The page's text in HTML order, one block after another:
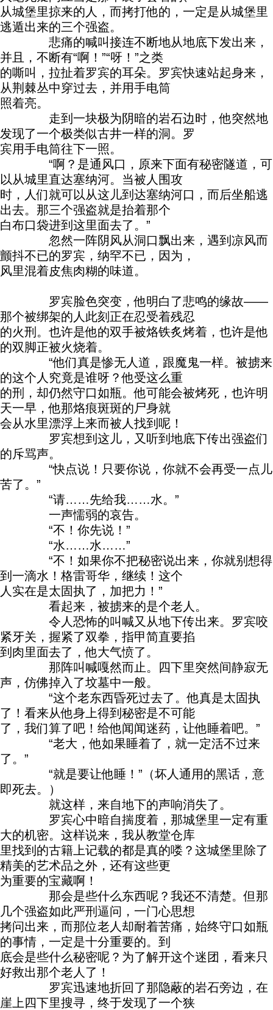
从城堡里掠来的人，而拷打他的，一定是从城堡里
逃遁出来的三个强盗。
悲痛的喊叫接连不断地从地底下发出来，
并且，不断有“啊！”“呀！”之类
的嘶叫，拉扯着罗宾的耳朵。罗宾快速站起身来，
从荆棘丛中穿过去，并用手电筒
照着亮。
走到一块极为阴暗的岩石边时，他突然地
发现了一个极类似古井一样的洞。罗
宾用手电筒往下一照。
“啊？是通风口，原来下面有秘密隧道，可
以从城里直达塞纳河。当被人围攻
时，人们就可以从这儿到达塞纳河口，而后坐船逃
出去。那三个强盗就是抬着那个
白布口袋进到这里面去了。”
忽然一阵阴风从洞口飘出来，遇到凉风而
颤抖不已的罗宾，纳罕不已，因为，
风里混着皮焦肉糊的味道。
罗宾脸色突变，他明白了悲鸣的缘故——
那个被绑架的人此刻正在忍受着残忍
的火刑。也许是他的双手被烙铁炙烤着，也许是他
的双脚正被火烧着。
“他们真是惨无人道，跟魔鬼一样。被掳来
的这个人究竟是谁呀？他受这么重
的刑，却仍然守口如瓶。他可能会被烤死，也许明
天一早，他那烙痕斑斑的尸身就
会从水里漂浮上来而被人找到呢！
罗宾想到这儿，又听到地底下传出强盗们
的斥骂声。
“快点说！只要你说，你就不会再受一点儿
苦了。”
“请……先给我……水。”
一声懦弱的哀告。
“不！你先说！”
“水……水……”
“不！如果你不把秘密说出来，你就别想得
到一滴水！格雷哥华，继续！这个
人实在是太固执了，加把力！”
看起来，被掳来的是个老人。
令人恐怖的叫喊又从地下传出来。罗宾咬
紧牙关，握紧了双拳，指甲简直要掐
到肉里面去了，他大气愤了。
那阵叫喊嘎然而止。四下里突然间静寂无
声，仿佛掉入了坟墓中一般。
“这个老东西昏死过去了。他真是太固执
了！看来从他身上得到秘密是不可能
了，我们算了吧！给他闻闻迷药，让他睡着吧。”
“老大，他如果睡着了，就一定活不过来
了。”
“就是要让他睡！”（坏人通用的黑话，意
即死去。）
就这样，来自地下的声响消失了。
罗宾心中暗自揣度着，那城堡里一定有重
大的机密。这样说来，我从教堂仓库
里找到的古籍上记载的都是真的喽？这城堡里除了
精美的艺术品之外，还有这些更
为重要的宝藏啊！
那会是些什么东西呢？我还不清楚。但那
几个强盗如此严刑逼问，一门心思想
拷问出来，而那位老人却耐着苦痛，始终守口如瓶
的事情，一定是十分重要的。到
底会是些什么秘密呢？为了解开这个迷团，看来只
好救出那个老人了！
罗宾迅速地折回了那隐蔽的岩石旁边，在
崖上四下里搜寻，终于发现了一个狭